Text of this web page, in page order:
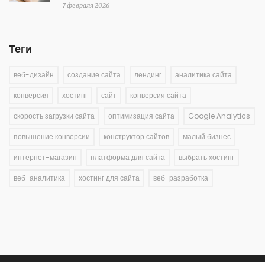
7 февраля 2026
Теги
веб-дизайн создание сайта лендинг аналитика сайта
конверсия хостинг сайт конверсия сайта
скорость загрузки сайта оптимизация сайта Google Analytics
повышение конверсии конструктор сайтов малый бизнес
интернет-магазин платформа для сайта выбрать хостинг
веб-аналитика хостинг для сайта веб-разработка